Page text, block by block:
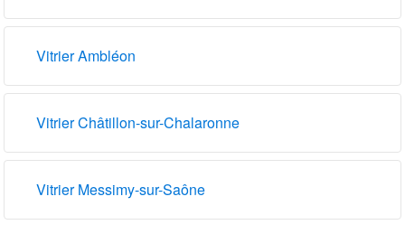
Vitrier Ambléon
Vitrier Châtillon-sur-Chalaronne
Vitrier Messimy-sur-Saône